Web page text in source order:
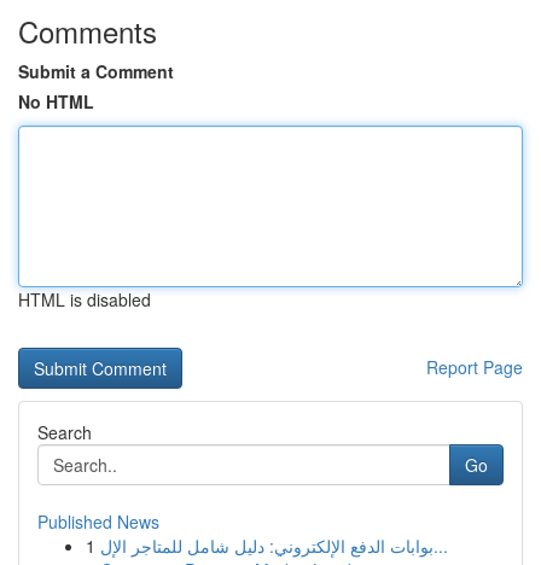
Comments
Submit a Comment
No HTML
HTML is disabled
Report Page
Search
Go
Published News
1
بوابات الدفع الإلكتروني: دليل شامل للمتاجر الإل...